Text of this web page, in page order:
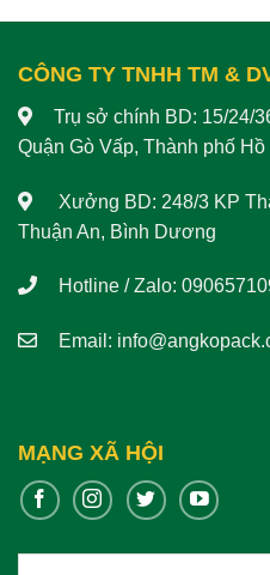
CÔNG TY TNHH TM &
Trụ sở chính BD: 15/24/
Quận Gò Vấp, Thành phố
Xưởng BD: 248/3 KP
Thuận An, Bình Dương
Hotline / Zalo:
Email:
MẠNG XÃ HỘI